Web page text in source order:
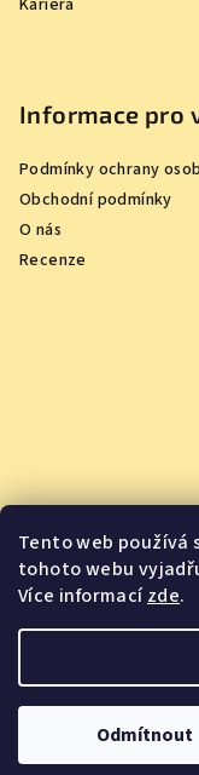
Tento web používá
tohoto webu
Více informacízde.
Odmítnout
Kariéra
Informace pro
Podmínky ochrany
Obchodní podmínky
O nás
Recenze
Vychutnejte si